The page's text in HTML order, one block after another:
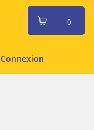
Connexion
0